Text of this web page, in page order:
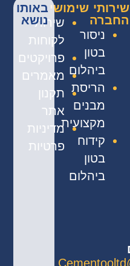
שירותי
החברה
ניסור
בטון
ביהלום
הריסת
מבנים
מקצועית
קידוח
בטון
ביהלום
שימושי
שירות
לקוחות
פרויקטים
מאמרים
תקנון
אתר
מדיניות
פרטיות
באותו
נושא